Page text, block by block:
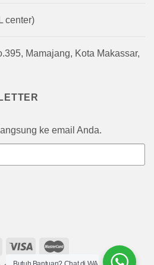
center)
Mamajang, Kota Makassar,
ke email Anda.